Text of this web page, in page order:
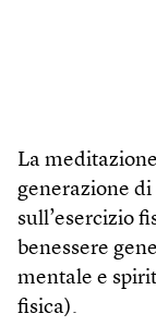
La
generazione
sull’esercizio
benessere
mentale e
fisica).